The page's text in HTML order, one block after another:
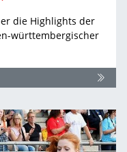
die Highlights der
württembergischer